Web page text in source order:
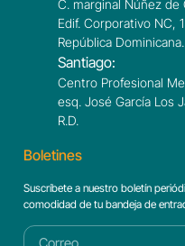
C. marginal Núñez de
Edif. Corporativo NC,
República Dominicana.
Santiago:
Centro Profesional
esq. José García Los
R.D.
Boletines
Suscríbete a nuestro boletín
comodidad de tu bandeja de